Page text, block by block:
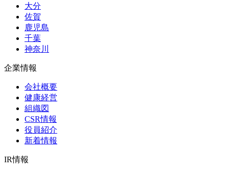
大分
佐賀
鹿児島
千葉
神奈川
企業情報
会社概要
健康経営
組織図
CSR情報
役員紹介
新着情報
IR情報